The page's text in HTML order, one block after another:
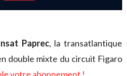
Paprec, la transatlantique
double mixte du circuit Figaro